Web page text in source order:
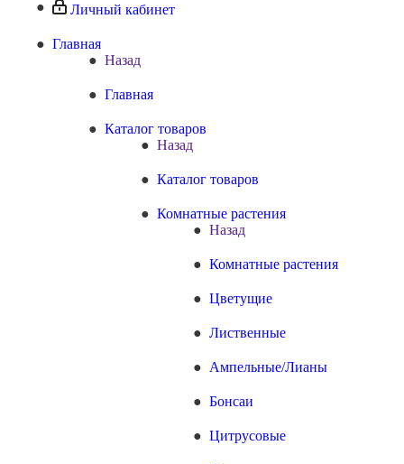
Личный кабинет
Главная
Назад
Главная
Каталог товаров
Назад
Каталог товаров
Комнатные растения
Назад
Комнатные растения
Цветущие
Лиственные
Ампельные/Лианы
Бонсаи
Цитрусовые